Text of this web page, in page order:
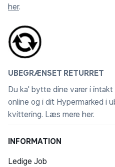
her.
UBEGRÆNSET RETURRET
Du ka' bytte dine varer i intakt
online og i dit Hypermarked i
kvittering. Læs mere her.
INFORMATION
Ledige Job